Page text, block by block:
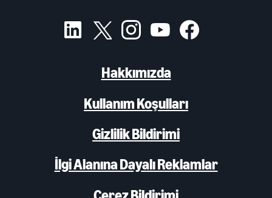
Hakkımızda
Kullanım Koşulları
Gizlilik Bildirimi
İlgi Alanına Dayalı Reklamlar